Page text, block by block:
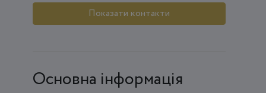
Показати контакти
Основна інформація